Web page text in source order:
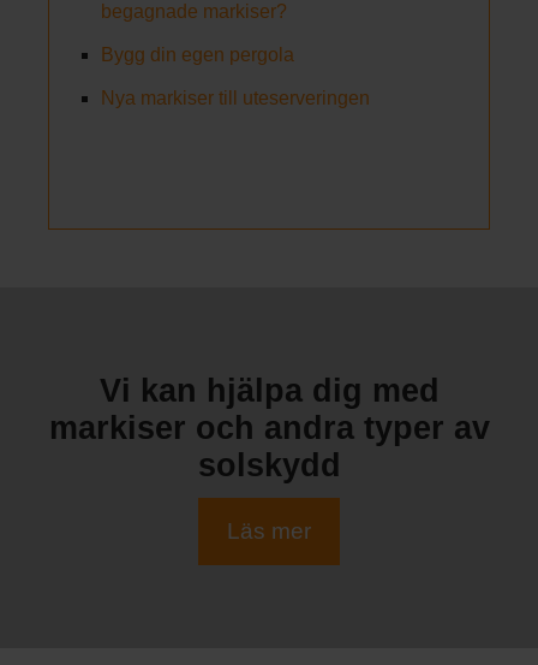
begagnade markiser?
Bygg din egen pergola
Nya markiser till uteserveringen
Vi kan hjälpa dig med
markiser och andra typer av
solskydd
Läs mer